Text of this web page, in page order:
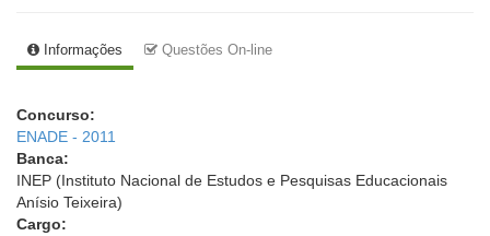
Informações Questões On-line
Concurso:
ENADE - 2011
Banca:
INEP (Instituto Nacional de Estudos e Pesquisas Educacionais
Anísio Teixeira)
Cargo: